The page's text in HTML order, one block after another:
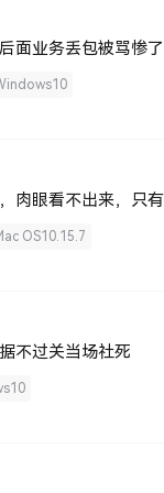
面业务丢包被骂惨了
10
肉眼看不出来，只
OS10.15.7
不过关当场社死
10